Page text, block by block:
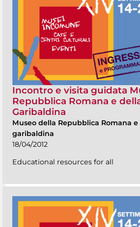
Incontro e visita guidata
Repubblica Romana e
Garibaldina
Museo della Repubblica Romana
garibaldina
18/04/2012
Educational resources for all